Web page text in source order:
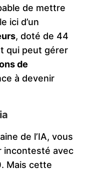
de mettre
ici d’un
, doté de 44
qui peut gérer
de
à devenir
de l’IA, vous
incontesté avec
Mais cette